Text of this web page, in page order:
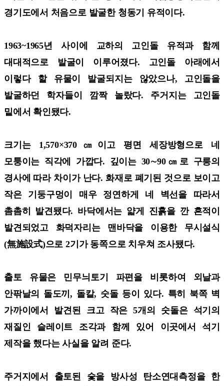
경기도에서 처음으로 발굴한 청동기 유적이다.
1963~1965년 사이에 교하의 고인돌 유적과 함께
대대적으로 발굴이 이루어졌다. 고인돌 아래에서
이렇다 할 유물이 발굴되지는 않았으나, 고인돌을
발굴하던 학자들이 깜짝 놀랐다. 주거지는 고인돌
밑에서 확인됐다.
크기는 1,570×370㎝이고 평면 세장방형으로 네
모퉁이는 직각에 가깝다. 깊이는 30∼90㎝로 구릉의
경사에 따라 차이가 난다. 화재로 폐기된 것으로 보이고
작은 기둥구멍이 매우 정연하게 네 벽선을 따라서
촘촘히 발견됐다. 바닥에서는 얇게 진흙을 깐 흔적이
발견되었고 화덕자리는 맨바닥을 이용한 무시설식
(無施設式)으로 2기가 동쪽으로 치우쳐 조사됐다.
출토 유물은 민무늬토기 파편을 비롯하여 외날과
안팎날의 돌도끼, 돌칼, 숫돌 등이 있다. 특히 북쪽 벽
가까이에서 발견된 크고 작은 5개의 숫돌은 석기의
재질인 슬레이트 조각과 함께 있어 이곳에서 석기
제작을 했다는 사실을 알려 준다.
주거지에서 출토된 숯을 방사성 탄소연대측정을 한